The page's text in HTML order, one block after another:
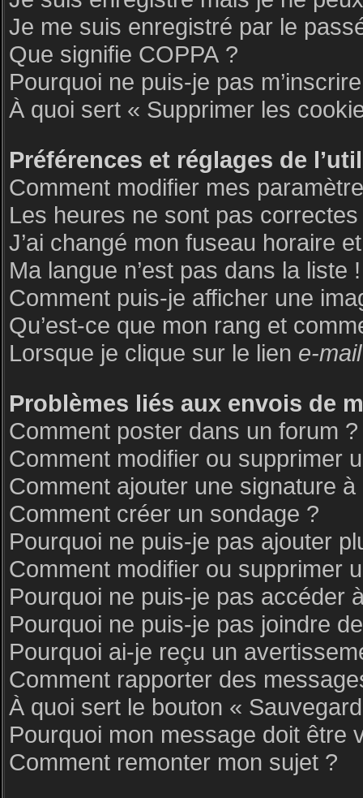
Je me suis enregistré par le
Que signifie COPPA ?
Pourquoi ne puis-je pas
À quoi sert « Supprimer les
Préférences et réglages de
Comment modifier mes
Les heures ne sont pas correctes
J’ai changé mon fuseau horaire
Ma langue n’est pas dans la liste !
Comment puis-je afficher une
Qu’est-ce que mon rang et
Lorsque je clique sur le lien e-mail
Problèmes liés aux envois de
Comment poster dans un forum ?
Comment modifier ou supprimer
Comment ajouter une signature
Comment créer un sondage ?
Pourquoi ne puis-je pas ajouter
Comment modifier ou supprimer
Pourquoi ne puis-je pas accéder
Pourquoi ne puis-je pas joindre
Pourquoi ai-je reçu un
Comment rapporter des
À quoi sert le bouton «
Pourquoi mon message doit être
Comment remonter mon sujet ?